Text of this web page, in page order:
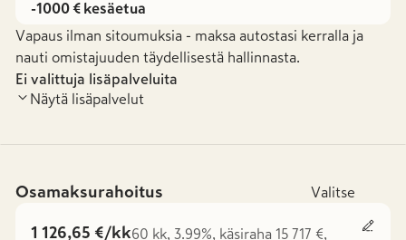
-1000 € kesäetua
Vapaus ilman sitoumuksia - maksa autostasi kerralla ja
nauti omistajuuden täydellisestä hallinnasta.
Ei valittuja lisäpalveluita
Näytä lisäpalvelut
Osamaksurahoitus Valitse
1 126,65 €/kk60 kk, 3.99%, käsiraha 15 717 €,